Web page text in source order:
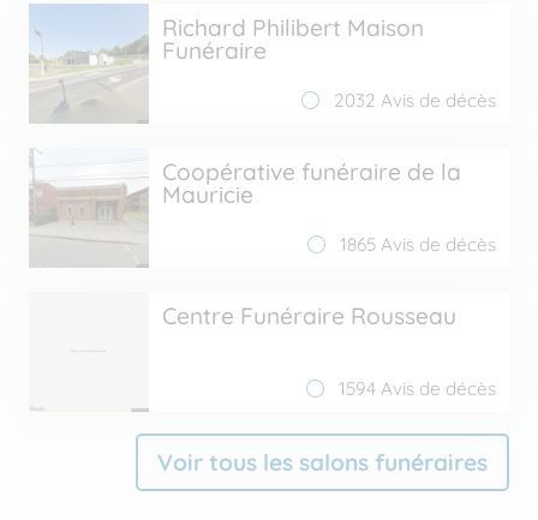
Richard Philibert Maison
Funéraire
2032 Avis de décès
Coopérative funéraire de la
Mauricie
1865 Avis de décès
Centre Funéraire Rousseau
1594 Avis de décès
Voir tous les salons funéraires